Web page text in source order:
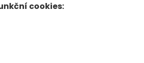
cookies: